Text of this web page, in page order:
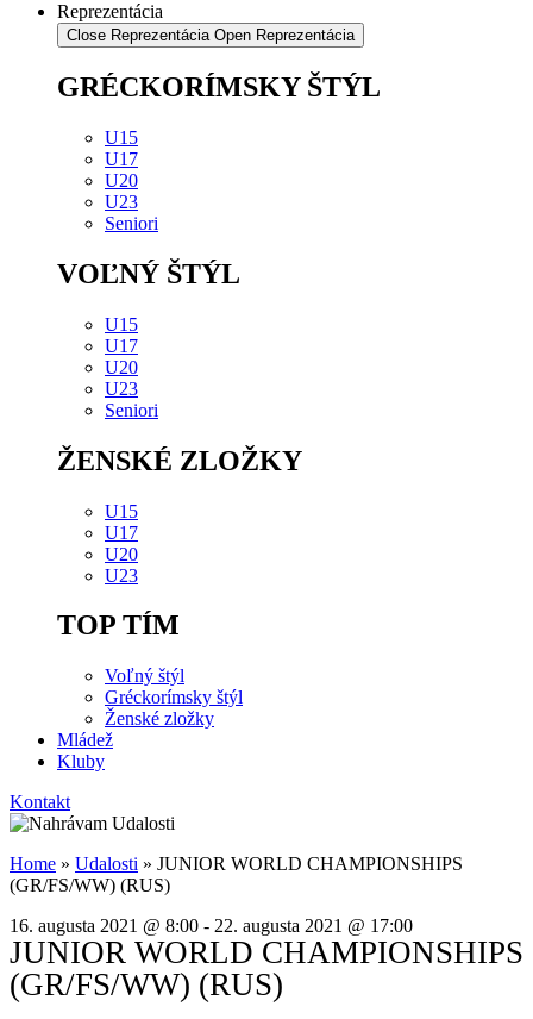
Reprezentácia
Close Reprezentácia Open Reprezentácia
GRÉCKORÍMSKY ŠTÝL
U15
U17
U20
U23
Seniori
VOĽNÝ ŠTÝL
U15
U17
U20
U23
Seniori
ŽENSKÉ ZLOŽKY
U15
U17
U20
U23
TOP TÍM
Voľný štýl
Gréckorímsky štýl
Ženské zložky
Mládež
Kluby
Kontakt
Home » Udalosti » JUNIOR WORLD CHAMPIONSHIPS
(GR/FS/WW) (RUS)
16. augusta 2021 @ 8:00 - 22. augusta 2021 @ 17:00
JUNIOR WORLD CHAMPIONSHIPS
(GR/FS/WW) (RUS)